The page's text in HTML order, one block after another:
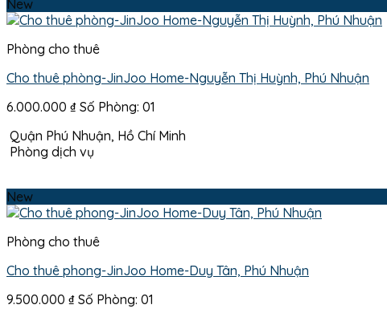
New
Phòng cho thuê
Cho thuê phòng-JinJoo Home-Nguyễn Thị Huỳnh, Phú Nhuận
6.000.000 ₫ Số Phòng: 01
Quận Phú Nhuận, Hồ Chí Minh
Phòng dịch vụ
New
Phòng cho thuê
Cho thuê phong-JinJoo Home-Duy Tân, Phú Nhuận
9.500.000 ₫ Số Phòng: 01